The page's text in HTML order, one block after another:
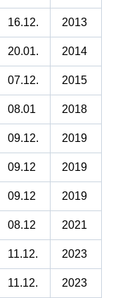
16.12. 2013
20.01. 2014
07.12. 2015
08.01 2018
09.12. 2019
09.12 2019
09.12 2019
08.12 2021
11.12. 2023
11.12. 2023